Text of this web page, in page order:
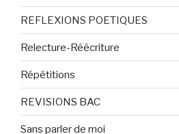
REFLEXIONS POETIQUES
Relecture-Réécriture
Répétitions
REVISIONS BAC
Sans parler de moi